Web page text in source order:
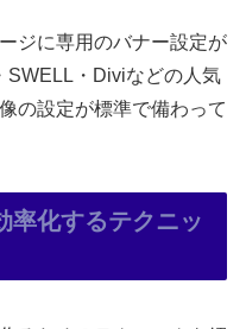
ジに専用のバナー設定が
SWELL・Diviなどの人気
の設定が標準で備わって
率化するテクニッ